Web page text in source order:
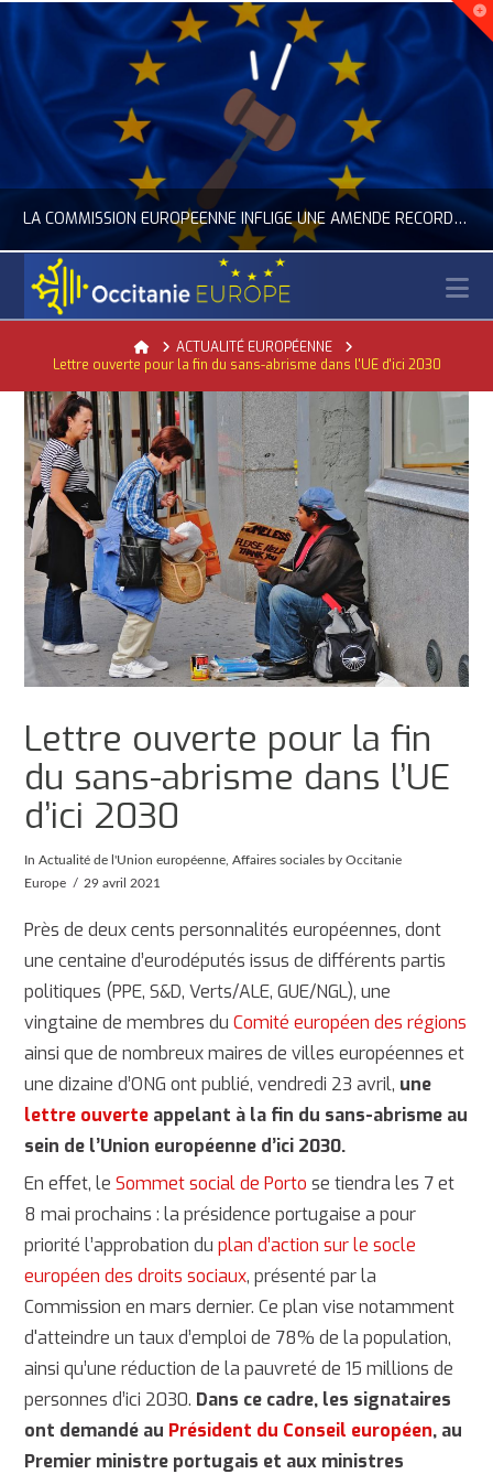
LA COMMISSION EUROPÉENNE INFLIGE UNE AMENDE RECORD À GOOGLE
ACTUALITÉ DE L'UNION EUROPÉENNE, ACTUALITÉ DE LA REPRÉSENTATION D’OCCITANIE EUROPE, NUMÉRIQUE- DIGITAL
JUILLET 24, 2026
HomeACTUALITÉ EUROPÉENNE
Lettre ouverte pour la fin du sans-abrisme dans l'UE d'ici 2030
Lettre ouverte pour la fin
du sans-abrisme dans l’UE
d’ici 2030
InActualité de l'Union européenne ,Affaires sociales by Occitanie
Europe
29 avril 2021
Près de deux cents personnalités européennes, dont
une centaine d’eurodéputés issus de différents partis
politiques (PPE, S&D, Verts/ALE, GUE/NGL), une
vingtaine de membres duComité européen des régions
ainsi que de nombreux maires de villes européennes et
une dizaine d’ONG ont publié, vendredi 23 avril, une
lettre ouverte appelant à la fin du sans-abrisme au
sein de l’Union européenne d’ici 2030.
En effet, leSommet social de Porto se tiendra les 7 et
8 mai prochains : la présidence portugaise a pour
priorité l’approbation duplan d’action sur le socle
européen des droits sociaux, présenté par la
Commission en mars dernier. Ce plan vise notamment
d'atteindre un taux d’emploi de 78% de la population,
ainsi qu’une réduction de la pauvreté de 15 millions de
personnes d’ici 2030. Dans ce cadre, les signataires
ont demandé au Président du Conseil européen, au
Premier ministre portugais et aux ministres